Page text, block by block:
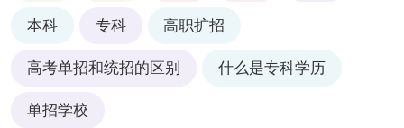
本科 专科 高职扩招
高考单招和统招的区别 什么是专科学历
单招学校